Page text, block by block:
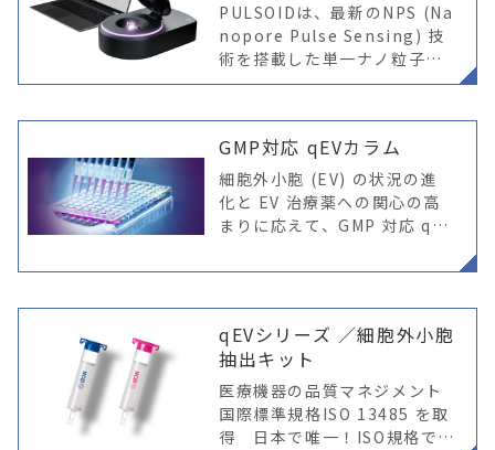
PULSOIDは、最新のNPS (Na
nopore Pulse Sensing) 技
術を搭載した単一ナノ粒子測
定装置です。
GMP対応 qEVカラム
細胞外小胞 (EV) の状況の進
化と EV 治療薬への関心の高
まりに応えて、GMP 対応 qEV
在、qEV2、qEV10、qEV10
qEVシリーズ ／細胞外小胞
抽出キット
医療機器の品質マネジメント
国際標準規格ISO 13485 を取
得 日本で唯一！ISO規格で保